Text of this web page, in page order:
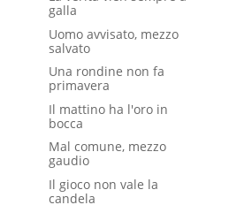
galla
Uomo avvisato, mezzo
salvato
Una rondine non fa
primavera
Il mattino ha l'oro in
bocca
Mal comune, mezzo
gaudio
Il gioco non vale la
candela